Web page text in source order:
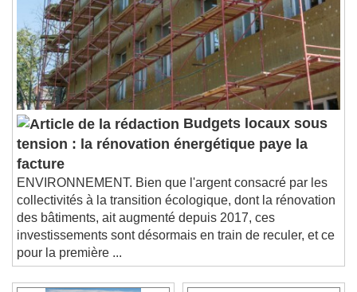
Budgets locaux sous
tension : la rénovation énergétique paye la
facture
ENVIRONNEMENT. Bien que l'argent consacré par les
collectivités à la transition écologique, dont la rénovation
des bâtiments, ait augmenté depuis 2017, ces
investissements sont désormais en train de reculer, et ce
pour la première ...